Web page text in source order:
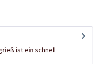
ist ein schnell